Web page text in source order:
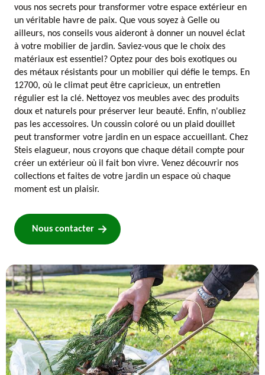
vous nos secrets pour transformer votre espace extérieur en
un véritable havre de paix. Que vous soyez à Gelle ou
ailleurs, nos conseils vous aideront à donner un nouvel éclat
à votre mobilier de jardin. Saviez-vous que le choix des
matériaux est essentiel? Optez pour des bois exotiques ou
des métaux résistants pour un mobilier qui défie le temps. En
12700, où le climat peut être capricieux, un entretien
régulier est la clé. Nettoyez vos meubles avec des produits
doux et naturels pour préserver leur beauté. Enfin, n'oubliez
pas les accessoires. Un coussin coloré ou un plaid douillet
peut transformer votre jardin en un espace accueillant. Chez
Steis elagueur, nous croyons que chaque détail compte pour
créer un extérieur où il fait bon vivre. Venez découvrir nos
collections et faites de votre jardin un espace où chaque
moment est un plaisir.
Nous contacter